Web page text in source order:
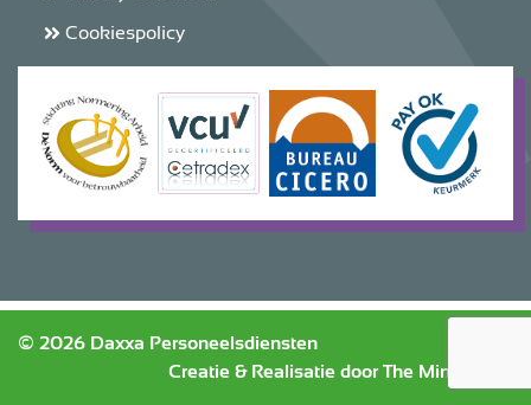
Cookiespolicy
© 2026 Daxxa Personeelsdiensten
Creatie & Realisatie doorThe MindOffice